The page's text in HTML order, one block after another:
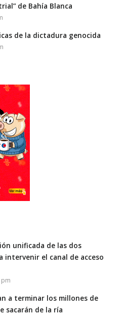
de Bahía Blanca
de la dictadura genocida
unificada de las dos
intervenir el canal de acceso
a terminar los millones de
sacarán de la ría